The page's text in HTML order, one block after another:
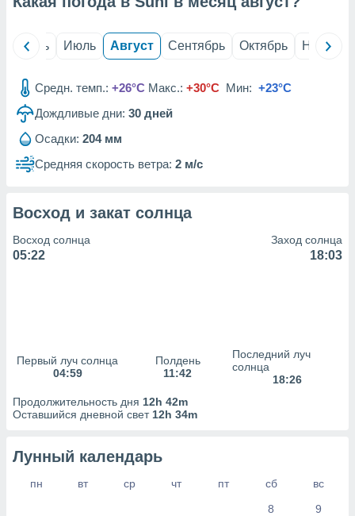
данных
Июнь Июль Август Сентябрь Октябрь Ноябрь
Средн. темп.: +26°C Макс.: +30°C Мин: +23°C
Дождливые дни: 30 дней
Осадки: 204 мм
Средняя скорость ветра: 2 м/с
Восход и закат солнца
Восход солнца
05:22
Заход солнца
18:03
Первый луч солнца
04:59
Полдень
11:42
Последний луч
солнца
18:26
Продолжительность дня 12h 42m
Оставшийся дневной свет 12h 34m
Лунный календарь
пн вт ср чт пт сб
вс
8
9